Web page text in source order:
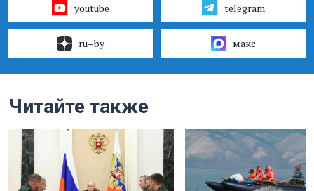
youtube telegram
ru–by макс
Читайте также